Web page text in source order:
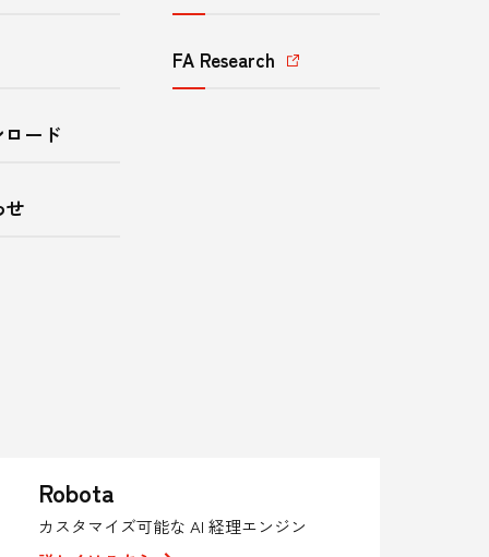
ード
せ
FA Research
Robota
カスタマイズ可能な AI 経理エンジン